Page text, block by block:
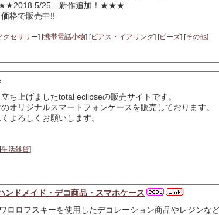
25…新作追加！★★★
格で販売中!!
クセサリー] [携帯電話小物] [ピアス・イアリング] [ビーズ] [その他]
ち上げましたtotal eclipseの販売サイトです。
オリジナルスマートフォンケースを販売しております。
よろしくお願いします。
生活雑貨]
ンドメイド・デコ商品・スマホケース
ロロフスキーを使用したデコレーション商品やレジンな